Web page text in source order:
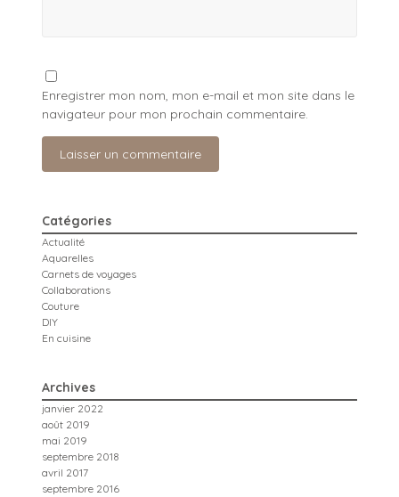
Enregistrer mon nom, mon e-mail et mon site dans le
navigateur pour mon prochain commentaire.
Catégories
Actualité
Aquarelles
Carnets de voyages
Collaborations
Couture
DIY
En cuisine
Archives
janvier 2022
août 2019
mai 2019
septembre 2018
avril 2017
septembre 2016